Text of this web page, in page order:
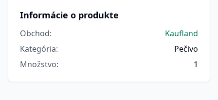
Informácie o produkte
Obchod:
Kaufland
Kategória:
Pečivo
Množstvo: 1